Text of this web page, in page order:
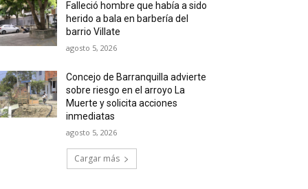
Falleció hombre que había a sido
herido a bala en barbería del
barrio Villate
agosto 5, 2026
Concejo de Barranquilla advierte
sobre riesgo en el arroyo La
Muerte y solicita acciones
inmediatas
agosto 5, 2026
Cargar más